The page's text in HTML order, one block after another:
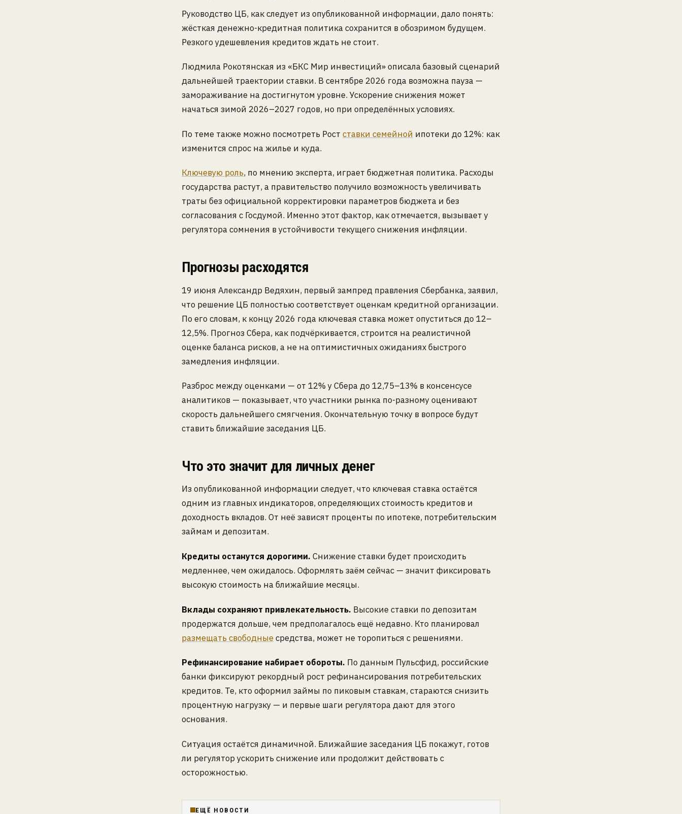
Руководство ЦБ, как следует из опубликованной информации, дало понять:
жёсткая денежно-кредитная политика сохранится в обозримом будущем.
Резкого удешевления кредитов ждать не стоит.
Людмила Рокотянская из «БКС Мир инвестиций» описала базовый сценарий
дальнейшей траектории ставки. В сентябре 2026 года возможна пауза —
замораживание на достигнутом уровне. Ускорение снижения может
начаться зимой 2026–2027 годов, но при определённых условиях.
По теме также можно посмотреть Рост ставки семейной ипотеки до 12%: как
изменится спрос на жилье и куда.
Ключевую роль, по мнению эксперта, играет бюджетная политика. Расходы
государства растут, а правительство получило возможность увеличивать
траты без официальной корректировки параметров бюджета и без
согласования с Госдумой. Именно этот фактор, как отмечается, вызывает у
регулятора сомнения в устойчивости текущего снижения инфляции.
Прогнозы расходятся
19 июня Александр Ведяхин, первый зампред правления Сбербанка, заявил,
что решение ЦБ полностью соответствует оценкам кредитной организации.
По его словам, к концу 2026 года ключевая ставка может опуститься до 12–
12,5%. Прогноз Сбера, как подчёркивается, строится на реалистичной
оценке баланса рисков, а не на оптимистичных ожиданиях быстрого
замедления инфляции.
Разброс между оценками — от 12% у Сбера до 12,75–13% в консенсусе
аналитиков — показывает, что участники рынка по-разному оценивают
скорость дальнейшего смягчения. Окончательную точку в вопросе будут
ставить ближайшие заседания ЦБ.
Что это значит для личных денег
Из опубликованной информации следует, что ключевая ставка остаётся
одним из главных индикаторов, определяющих стоимость кредитов и
доходность вкладов. От неё зависят проценты по ипотеке, потребительским
займам и депозитам.
Кредиты останутся дорогими. Снижение ставки будет происходить
медленнее, чем ожидалось. Оформлять заём сейчас — значит фиксировать
высокую стоимость на ближайшие месяцы.
Вклады сохраняют привлекательность. Высокие ставки по депозитам
продержатся дольше, чем предполагалось ещё недавно. Кто планировал
размещать свободные средства, может не торопиться с решениями.
Рефинансирование набирает обороты. По данным Пульсфид, российские
банки фиксируют рекордный рост рефинансирования потребительских
кредитов. Те, кто оформил займы по пиковым ставкам, стараются снизить
процентную нагрузку — и первые шаги регулятора дают для этого
основания.
Ситуация остаётся динамичной. Ближайшие заседания ЦБ покажут, готов
ли регулятор ускорить снижение или продолжит действовать с
осторожностью.
ЕЩЁ НОВОСТИ